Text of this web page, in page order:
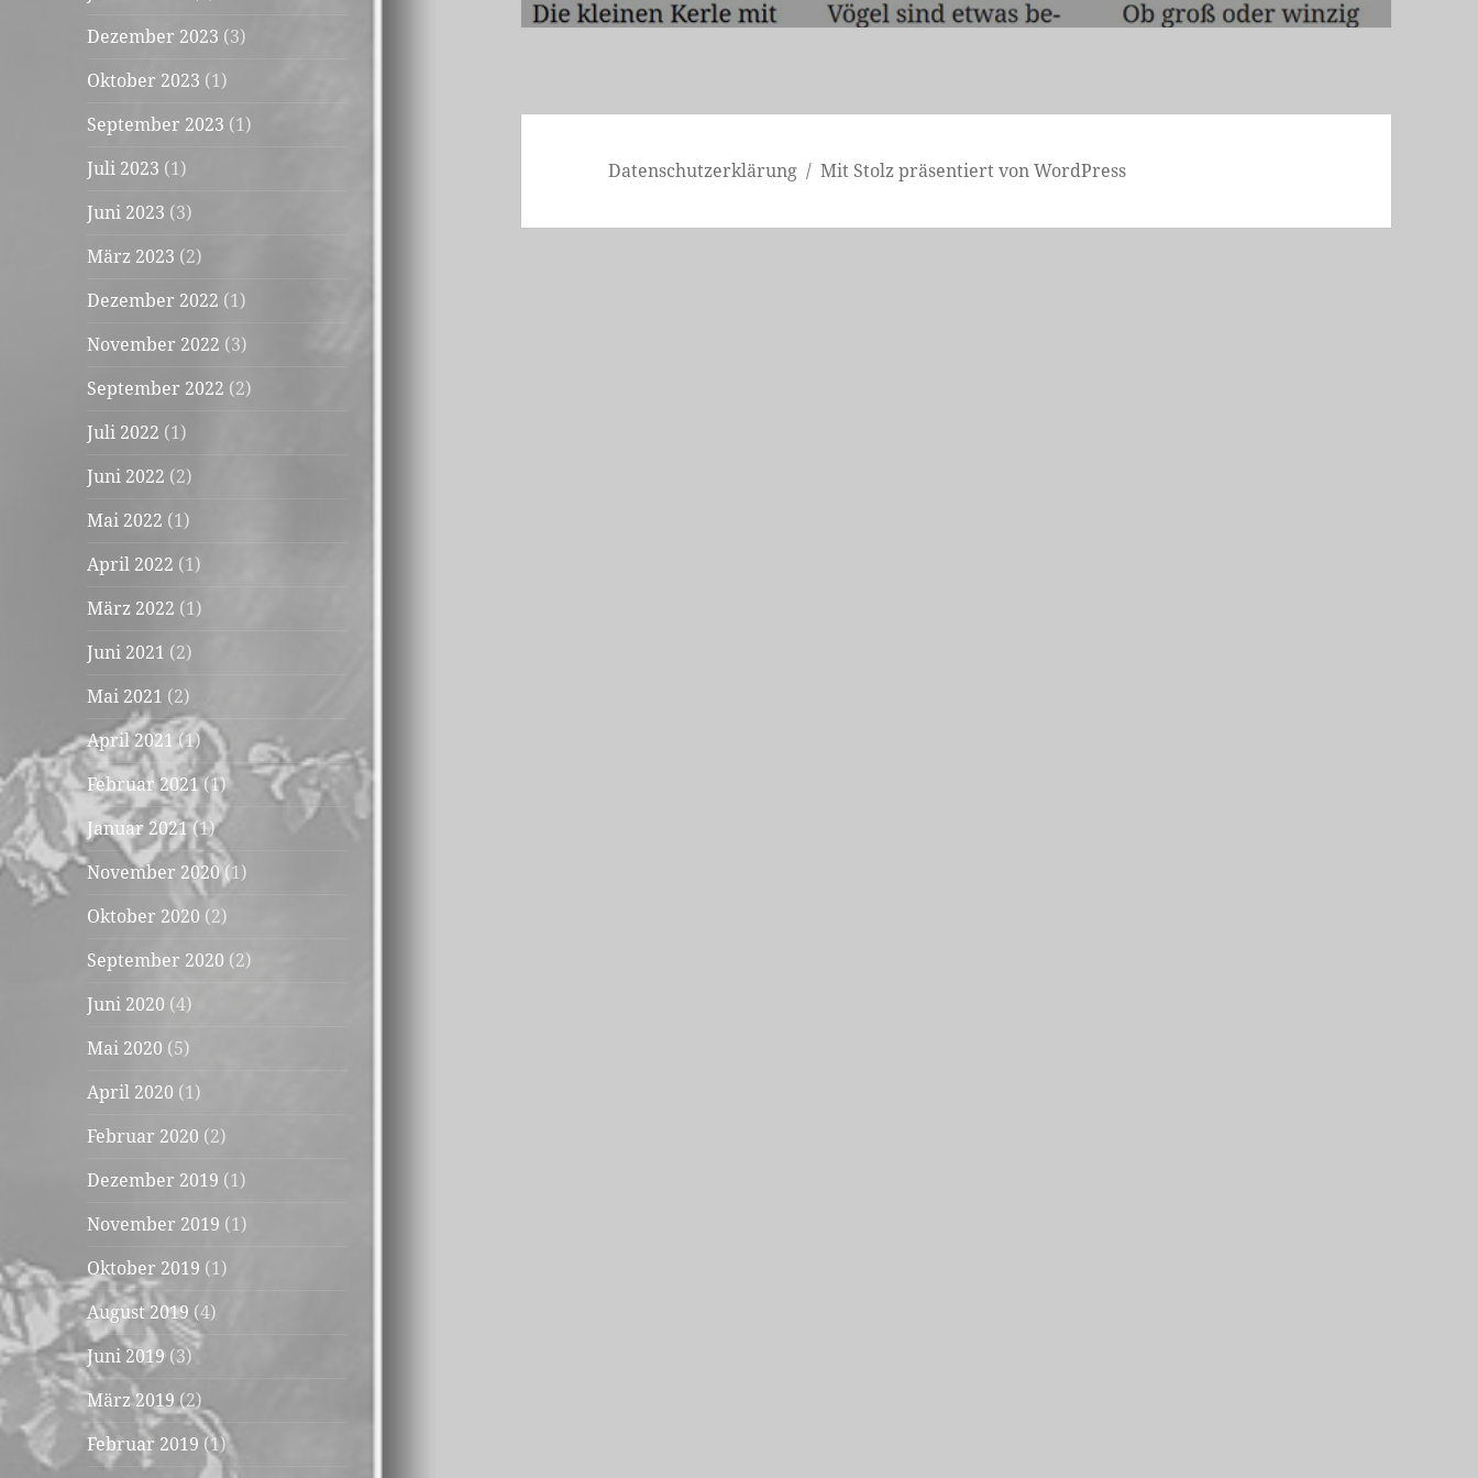
Dezember 2023 (3)
Oktober 2023 (1)
September 2023 (1)
Juli 2023 (1)
Juni 2023 (3)
März 2023 (2)
Dezember 2022 (1)
November 2022 (3)
September 2022 (2)
Juli 2022 (1)
Juni 2022 (2)
Mai 2022 (1)
April 2022 (1)
März 2022 (1)
Juni 2021 (2)
Mai 2021 (2)
April 2021(1)
Februar 2021(1)
Januar 2021(1)
November 2020(1)
Oktober 2020 (2)
September 2020 (2)
Juni 2020 (4)
Mai 2020 (5)
April 2020 (1)
Februar 2020 (2)
Dezember 2019 (1)
November 2019 (1)
Oktober 2019 (1)
August 2019 (4)
Juni 2019 (3)
März 2019 (2)
Februar 2019 (1)
Datenschutzerklärung Mit Stolz präsentiert von WordPress